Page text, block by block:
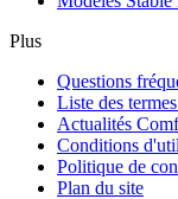
Plus
Questions
Liste des
Actualités
Conditions
Politique de
Plan du site